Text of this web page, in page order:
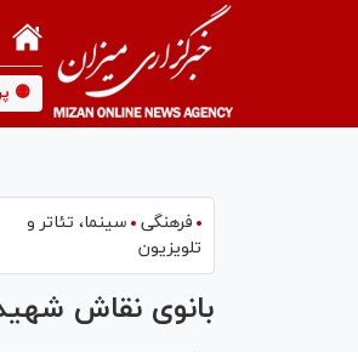
🟡
فرهنگی
سینما،‌ تئاتر و
تلویزیون
بانوی نقاش